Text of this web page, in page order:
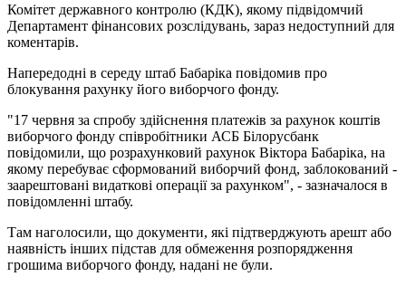
Комітет державного контролю (КДК), якому підвідомчий
Департамент фінансових розслідувань, зараз недоступний для
коментарів.
Напередодні в середу штаб Бабаріка повідомив про
блокування рахунку його виборчого фонду.
"17 червня за спробу здійснення платежів за рахунок коштів
виборчого фонду співробітники АСБ Білорусбанк
повідомили, що розрахунковий рахунок Віктора Бабаріка, на
якому перебуває сформований виборчий фонд, заблокований -
заарештовані видаткові операції за рахунком", - зазначалося в
повідомленні штабу.
Там наголосили, що документи, які підтверджують арешт або
наявність інших підстав для обмеження розпорядження
грошима виборчого фонду, надані не були.